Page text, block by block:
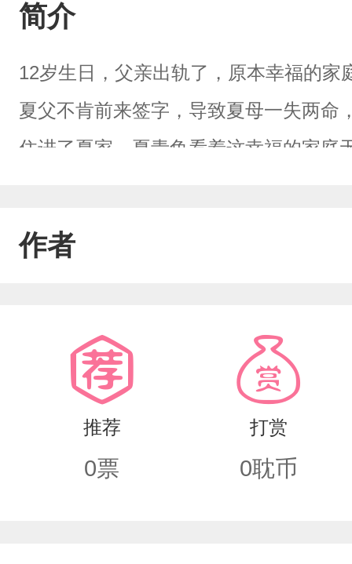
简介
12岁生日，父亲出轨了，原本幸福的
夏父不肯前来签字，导致夏母一失两命
住进了夏家，夏青鱼看着这幸福的家庭
作者
推荐
0票
打赏
0耽币